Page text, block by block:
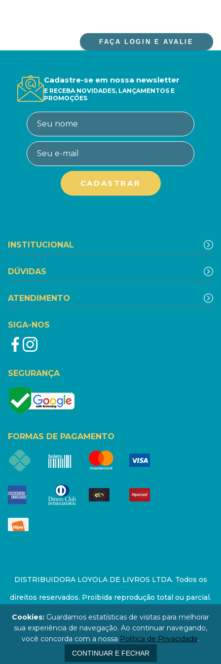
FAÇA LOGIN E AVALIE
Cadastre-se em nossa newsletter
E RECEBA NOVIDADES, LANÇAMENTOS E
PROMOÇÕES
INSTITUCIONAL
DÚVIDAS
ATENDIMENTO
SIGA-NOS
SEGURANÇA
FORMAS DE PAGAMENTO
DISTRIBUIDORA LOYOLA DE LIVROS LTDA. Todos os
direitos reservados. Proibida reprodução total ou parcial.
Preços e estoque sujeito a alterações sem aviso prévio.
67.946.814/0001-94 - LOJA - Rua Senador Feijó - São
Paulo / SP - CEP: 01006-000
Cookies: Guardamos estatísticas de visitas para melhorar
sua experiência de navegação. Ao continuar navegando,
você concorda com a nossa Política de Privacidade.
CONTINUAR E FECHAR